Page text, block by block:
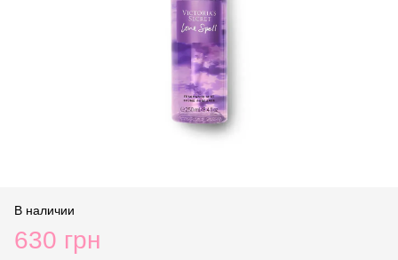
В наличии
630 грн